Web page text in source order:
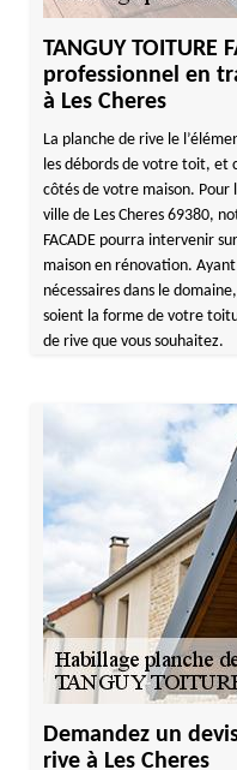
TANGUY TOITURE
professionnel en
à Les Cheres
La planche de rive le
les débords de votre toit, et
côtés de votre maison. Pour
ville de Les Cheres 69380,
FACADE pourra intervenir
maison en rénovation.
nécessaires dans le
soient la forme de votre
de rive que vous souhaitez.
Demandez un
rive à Les Cheres